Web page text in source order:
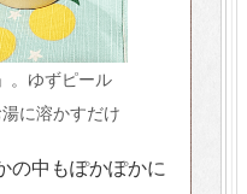
。ゆずピール
に溶かすだけ
の中もぽかぽかに